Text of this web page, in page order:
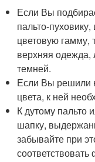
Если Вы
пальто-
цветовую гамму,
верхняя одежда,
темней.
Если Вы решили
цвета, к ней
К дутому пальто
шапку,
забывайте при